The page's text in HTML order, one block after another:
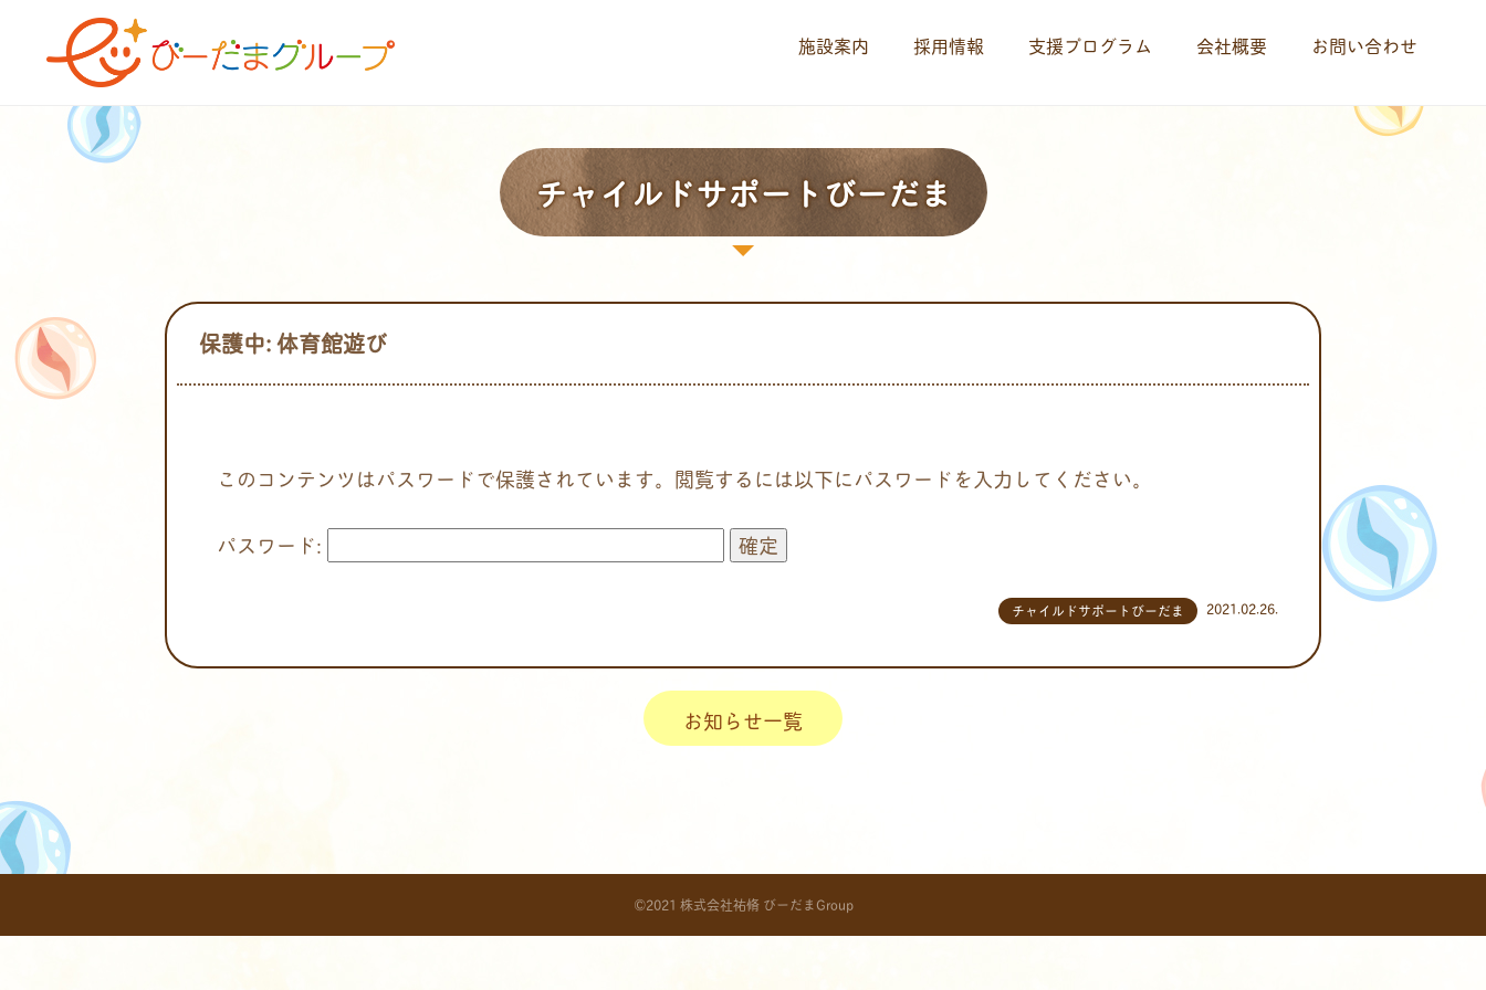
施設案内 採用情報 支援プログラム 会社概要 お問い合わせ
チャイルドサポートびーだま
保護中: 体育館遊び
このコンテンツはパスワードで保護されています。閲覧するには以下にパスワードを入力してください。
パスワード:
2021.02.26.
チャイルドサポートびーだま
お知らせ一覧
©2021 株式会社祐脩 びーだまGroup